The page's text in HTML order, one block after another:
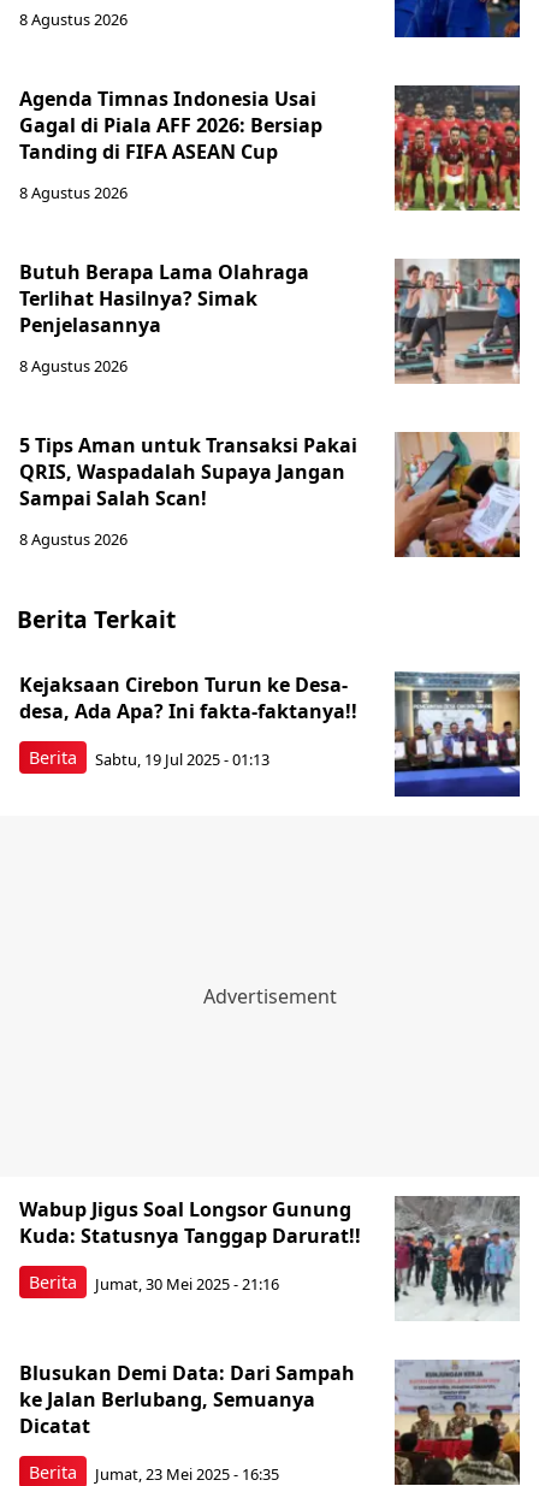
8 Agustus 2026
Agenda Timnas Indonesia Usai
Gagal di Piala AFF 2026: Bersiap
Tanding di FIFA ASEAN Cup
8 Agustus 2026
Butuh Berapa Lama Olahraga
Terlihat Hasilnya? Simak
Penjelasannya
8 Agustus 2026
5 Tips Aman untuk Transaksi Pakai
QRIS, Waspadalah Supaya Jangan
Sampai Salah Scan!
8 Agustus 2026
Berita Terkait
Berita
Kejaksaan Cirebon Turun ke Desa-
desa, Ada Apa? Ini fakta-faktanya!!
Sabtu, 19 Jul 2025 - 01:13
Berita
Wabup Jigus Soal Longsor Gunung
Kuda: Statusnya Tanggap Darurat!!
Jumat, 30 Mei 2025 - 21:16
Berita
Blusukan Demi Data: Dari Sampah
ke Jalan Berlubang, Semuanya
Dicatat
Jumat, 23 Mei 2025 - 16:35